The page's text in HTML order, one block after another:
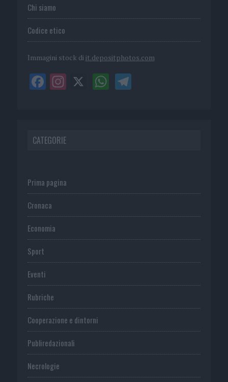
Chi siamo
Codice etico
Immagini stock di it.depositphotos.com
CATEGORIE
Prima pagina
Cronaca
Economia
Sport
Eventi
Rubriche
Cooperazione e dintorni
Publiredazionali
Necrologie